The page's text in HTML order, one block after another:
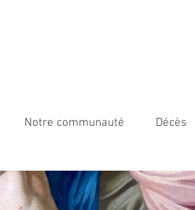
Notre communauté Décès
Les frères en mission